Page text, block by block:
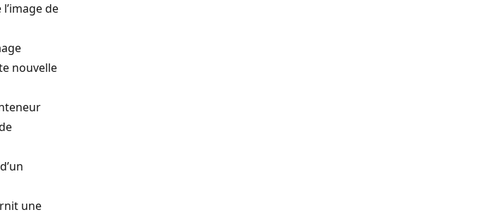
de
nouvelle
une